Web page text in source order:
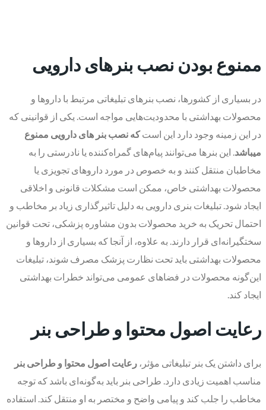
ممنوع بودن نصب بنرهای دارویی
در بسیاری از کشورها، نصب بنرهای تبلیغاتی مرتبط با داروها و
محصولات بهداشتی با محدودیت‌هایی مواجه است. یکی از قوانینی که
در این زمینه وجود دارد این استکه نصب بنر های دارویی ممنوع
میباشد . این بنرها می‌توانند پیام‌های گمراه‌کننده یا نادرستی را به
مخاطبان منتقل کنند و به خصوص در مورد داروهای تجویزی یا
محصولات بهداشتی خاص، ممکن است مشکلات قانونی و اخلاقی
ایجاد شود. تبلیغات بنری دارویی به دلیل تاثیرگذاری زیاد بر مخاطب و
احتمال تحریک به خرید محصولات بدون مشاوره پزشکی، تحت قوانین
سختگیرانه‌ای قرار دارند. به علاوه، از آنجا که بسیاری از داروها و
محصولات بهداشتی باید تحت نظارت پزشک مصرف شوند، تبلیغات
این‌گونه محصولات در فضاهای عمومی می‌تواند خطرات بهداشتی
ایجاد کند.
رعایت اصول محتوا و طراحی بنر
برای داشتن یک بنر تبلیغاتی مؤثر، رعایت اصول محتوا و طراحی بنر
مناسب اهمیت زیادی دارد. طراحی بنر باید به‌گونه‌ای باشد که توجه
مخاطب را جلب کند و پیامی واضح و مختصر به او منتقل کند. استفاده